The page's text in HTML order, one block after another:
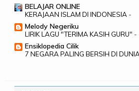
BELAJAR ONLINE
KERAJAAN ISLAM DI INDONESIA -
Melody Negeriku
LIRIK LAGU "TERIMA KASIH GURU" -
Ensiklopedia Cilik
7 NEGARA PALING BERSIH DI